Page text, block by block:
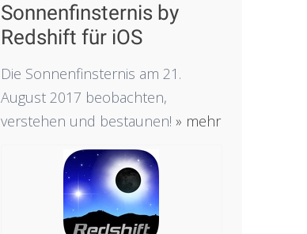
Sonnenfinsternis by
Redshift für iOS
Die Sonnenfinsternis am 21.
August 2017 beobachten,
verstehen und bestaunen! » mehr